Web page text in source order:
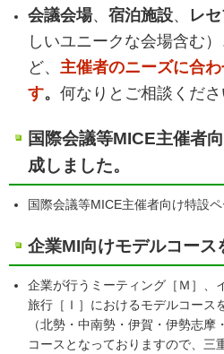
会議会場、 宿泊施設、 レ
しいユニークな会場含む）
ど、 主催者のニーズに合
す。 何なりとご相談くださ
国際会議等MICE主催者
成しました。
国際会議等MICE主催者向け特設
企業MI向けモデルコース
企業が行うミーティング［Ｍ］、
旅行［Ｉ］におけるモデルコース
（北勢・中南勢・伊賀・伊勢志
コースとなっておりますので、三